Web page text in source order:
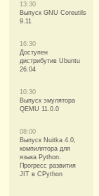
13:30
Выпуск GNU Coreutils
9.11
16:30
Доступен
дистрибутив Ubuntu
26.04
10:30
Выпуск эмулятора
QEMU 11.0.0
08:00
Выпуск Nuitka 4.0,
компилятора для
языка Python.
Прогресс развития
JIT в CPython